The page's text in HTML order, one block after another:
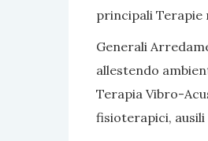
principali Terapie
Generali
allestendo
Terapia Vibro-
fisioterapici, ausili